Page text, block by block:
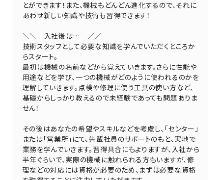
とができます！また、機械もどんどん進化するので、それに
あわせ新しい知識や技術も習得できます！
＼＼ 入社後は… ／／
技術スタッフとして必要な知識を学んでいただくところか
らスタート。
最初は機械の名前などから覚えていきます。さらに性能や
用途などを学び、一つの機械がどのように使われるのかを
理解していきます。点検や修理に使う工具の使い方など、
基礎からしっかり教えるので未経験であっても問題ありま
せん！
その後はあなたの希望やスキルなどを考慮し、「センター」
または「営業所」にて、先輩社員のサポートのもと、実地で
業務を学んでいきます。習得具合にもよりますが、入社から
半年ぐらいで、実際の機械に触れられる方もいますが、修
理などの対応には資格が必要のため、まずは必要な資格